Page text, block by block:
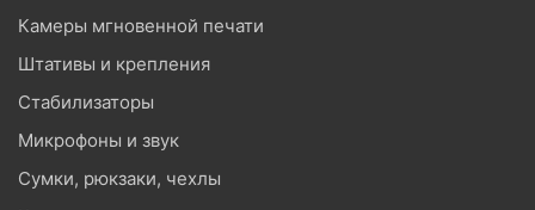
Камеры мгновенной печати
Штативы и крепления
Стабилизаторы
Микрофоны и звук
Сумки, рюкзаки, чехлы